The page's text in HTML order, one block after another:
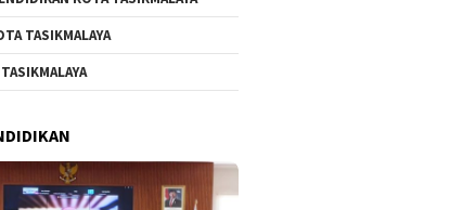
TASIKMALAYA